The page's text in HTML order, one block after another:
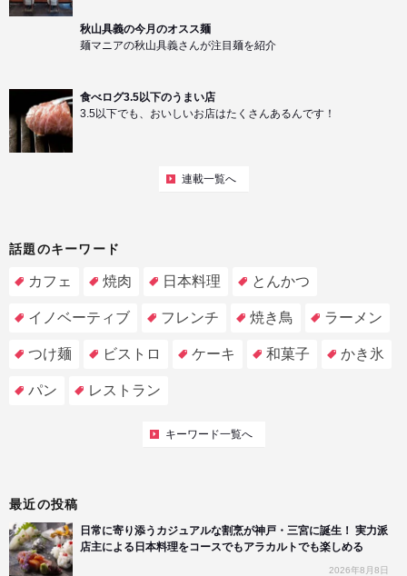
秋山具義の今月のオスス麺
麺マニアの秋山具義さんが注目麺を紹介
食べログ3.5以下のうまい店
3.5以下でも、おいしいお店はたくさんあるんです！
連載一覧へ
話題のキーワード
カフェ 焼肉 日本料理 とんかつ
イノベーティブ フレンチ 焼き鳥 ラーメン
つけ麺 ビストロ ケーキ 和菓子 かき氷
パン レストラン
キーワード一覧へ
最近の投稿
日常に寄り添うカジュアルな割烹が神戸・三宮に誕生！ 実力派
店主による日本料理をコースでもアラカルトでも楽しめる
2026年8月8日